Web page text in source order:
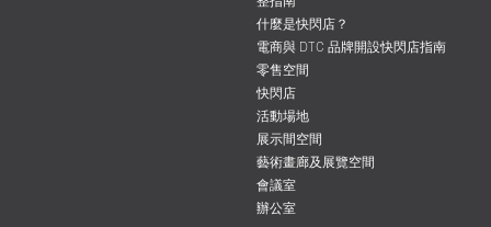
什麼是快閃店？
電商與 DTC 品牌開設快閃店指南
零售空間
快閃店
活動場地
展示間空間
藝術畫廊及展覽空間
會議室
辦公室